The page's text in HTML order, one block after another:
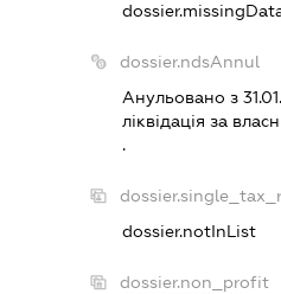
dossier.ndsAnnul
Анульовано з
лiквiдацiя за
.
dossier.notInList
dossier.non_profit